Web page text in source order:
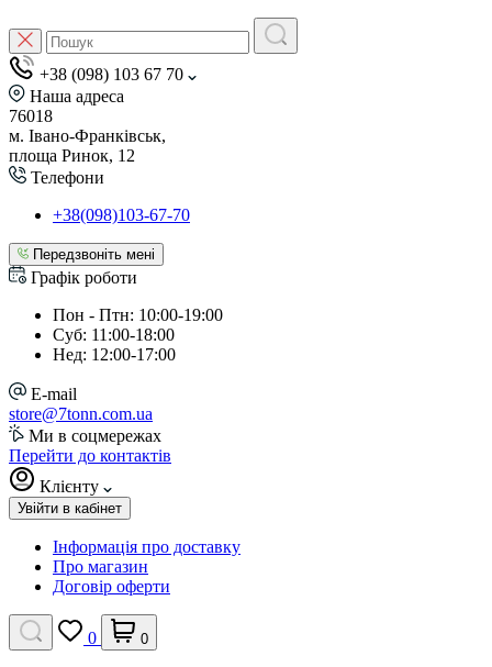
+38 (098) 103 67 70
Наша адреса
76018
м. Івано-Франківськ,
площа Ринок, 12
Телефони
+38(098)103-67-70
Передзвоніть мені
Графік роботи
Пон - Птн: 10:00-19:00
Суб: 11:00-18:00
Нед: 12:00-17:00
E-mail
store@7tonn.com.ua
Ми в соцмережах
Перейти до контактів
Клієнту
Увійти в кабінет
Інформація про доставку
Про магазин
Договір оферти
0 0